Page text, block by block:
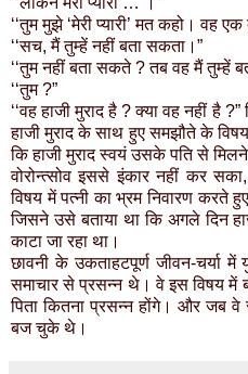
‘‘तुम मुझे ‘मेरी प्यारी’ मत कहो। वह
‘‘सच, मैं तुम्हें नहीं बता सकता।”
‘‘तुम नहीं बता सकते ? तब वह मैं तुम्हें
‘‘तुम ?”
‘‘वह हाजी मुराद है ? क्या वह नहीं है
हाजी मुराद के साथ हुए समझौते के
कि हाजी मुराद स्वयं उसके पति से
वोरोन्त्सोव इससे इंकार नहीं कर
विषय में पत्नी का भ्रम निवारण
जिसने उसे बताया था कि अगले दिन
काटा जा रहा था।
छावनी के उकताहटपूर्ण जीवन-चर्या में
समाचार से प्रसन्न थे। वे इस विषय
पिता कितना प्रसन्न होंगे। और जब
बज चुके थे।